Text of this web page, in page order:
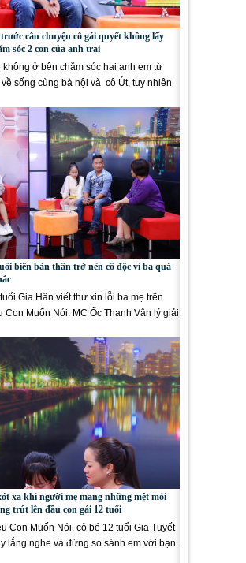
câu chuyện cô gái quyết không lấy
sóc 2 con của anh trai
không ở bên chăm sóc hai anh em từ
sống cùng bà nội và cô Út, tuy nhiên
biến bản thân trở nên cô độc vì ba quá
Gia Hân viết thư xin lỗi ba mẹ trên
Con Muốn Nói. MC Ốc Thanh Vân lý giải
xa khi người mẹ mang những mệt mỏi
trút lên đầu con gái 12 tuổi
Con Muốn Nói, cô bé 12 tuổi Gia Tuyết
lắng nghe và đừng so sánh em với bạn.